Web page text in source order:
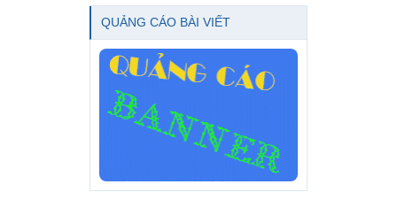
QUẢNG CÁO BÀI VIẾT